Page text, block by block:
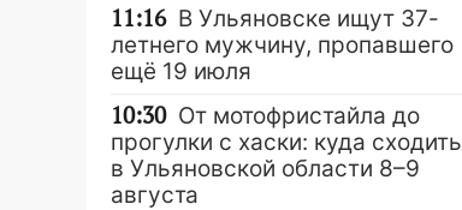
11:16 В Ульяновске ищут 37-
летнего мужчину, пропавшего
ещё 19 июля
10:30 От мотофристайла до
прогулки с хаски: куда сходить
в Ульяновской области 8–9
августа